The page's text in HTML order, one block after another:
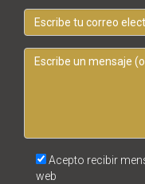
Acepto recibir
web